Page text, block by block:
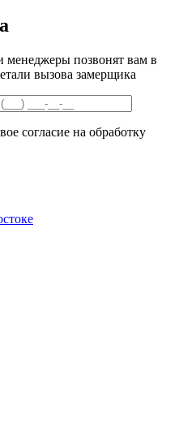
менеджеры позвонят вам в
вызова замерщика
согласие на обработку